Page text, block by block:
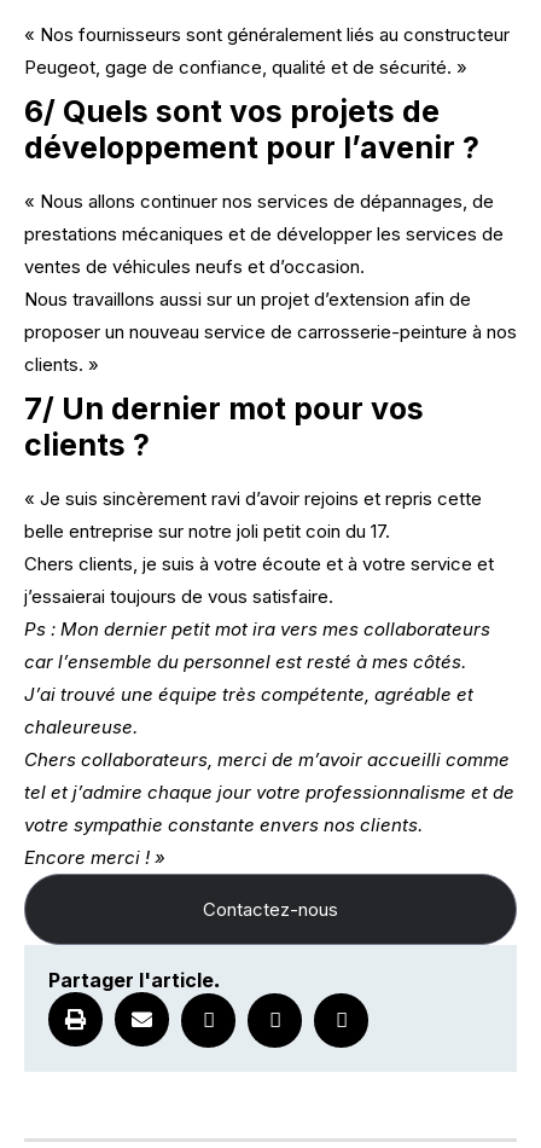
« Nos fournisseurs sont généralement liés au constructeur
Peugeot, gage de confiance, qualité et de sécurité. »
6/ Quels sont vos projets de
développement pour l’avenir ?
« Nous allons continuer nos services de dépannages, de
prestations mécaniques et de développer les services de
ventes de véhicules neufs et d’occasion.
Nous travaillons aussi sur un projet d’extension afin de
proposer un nouveau service de carrosserie-peinture à nos
clients. »
7/ Un dernier mot pour vos
clients ?
« Je suis sincèrement ravi d’avoir rejoins et repris cette
belle entreprise sur notre joli petit coin du 17.
Chers clients, je suis à votre écoute et à votre service et
j’essaierai toujours de vous satisfaire.
Ps : Mon dernier petit mot ira vers mes collaborateurs
car l’ensemble du personnel est resté à mes côtés.
J’ai trouvé une équipe très compétente, agréable et
chaleureuse.
Chers collaborateurs, merci de m’avoir accueilli comme
tel et j’admire chaque jour votre professionnalisme et de
votre sympathie constante envers nos clients.
Encore merci ! »
Contactez-nous
Partager l'article.